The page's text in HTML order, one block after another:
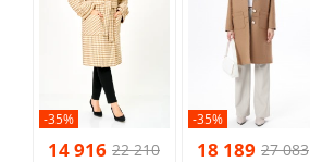
-35%
14 916 22 210
-35%
18 189 27 083